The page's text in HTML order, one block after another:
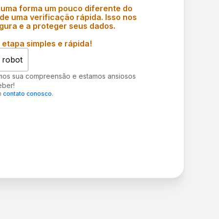
forma um pouco diferente do
uma verificação rápida. Isso nos
e a proteger seus dados.
simples e rápida!
robot
sua compreensão e estamos ansiosos
contato conosco.